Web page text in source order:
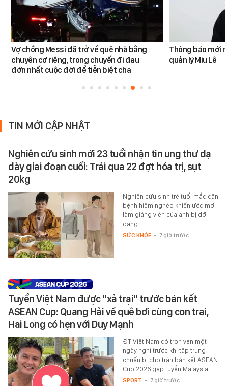
Vợ chồng Messi đã trở về quê nhà bằng
chuyên cơ riêng, trong chuyến đi đau
đớn nhất cuộc đời để tiễn biệt cha
Thông báo mới
quản lý Miu Lê
TIN MỚI CẬP NHẬT
Nghiên cứu sinh mới 23 tuổi nhận tin ung thư dạ
dày giai đoạn cuối: Trải qua 22 đợt hóa trị, sụt
20kg
Nghiên cứu sinh trẻ tuổi mắc căn
bệnh hiểm nghèo khiến ước mơ
làm giảng viên của anh bị dở
dang.
SỨC KHỎE - 7 giờ trước
Tuyển Việt Nam được "xả trại" trước bán kết
ASEAN Cup: Quang Hải về quê bơi cùng con trai,
Hai Long có hẹn với Duy Mạnh
ĐT Việt Nam có trọn vẹn một
ngày nghỉ trước khi tập trung
chuẩn bị cho trận bán kết ASEAN
Cup 2026 gặp tuyển Malaysia.
SPORT - 7 giờ trước